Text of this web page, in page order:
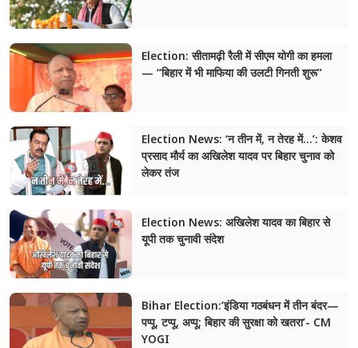
Election: सीतामढ़ी रैली में सीएम योगी का हमला
— “बिहार में भी माफिया की उलटी गिनती शुरू”
Election News: ‘न तीन में, न तेरह में…’: केशव
प्रसाद मौर्य का अखिलेश यादव पर बिहार चुनाव को
लेकर तंज
Election News: अखिलेश यादव का बिहार से
यूपी तक चुनावी संदेश
Bihar Election:’इंडिया गठबंधन में तीन बंदर—
पप्पू, टप्पू, अप्पू; बिहार की सुरक्षा को खतरा’- CM
YOGI